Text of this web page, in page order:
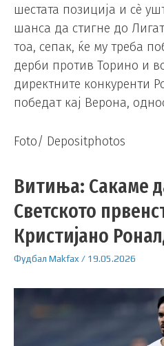
шестата позиција и сè
шанса да стигне до
тоа, сепак, ќе му треба
дерби против Торино и
директните конкуренти
победат кај Верона,
Foto/ Depositphotos
Витиња: Сакаме
Светското
Кристијано
Фудбал Makfax / 19.05.2026